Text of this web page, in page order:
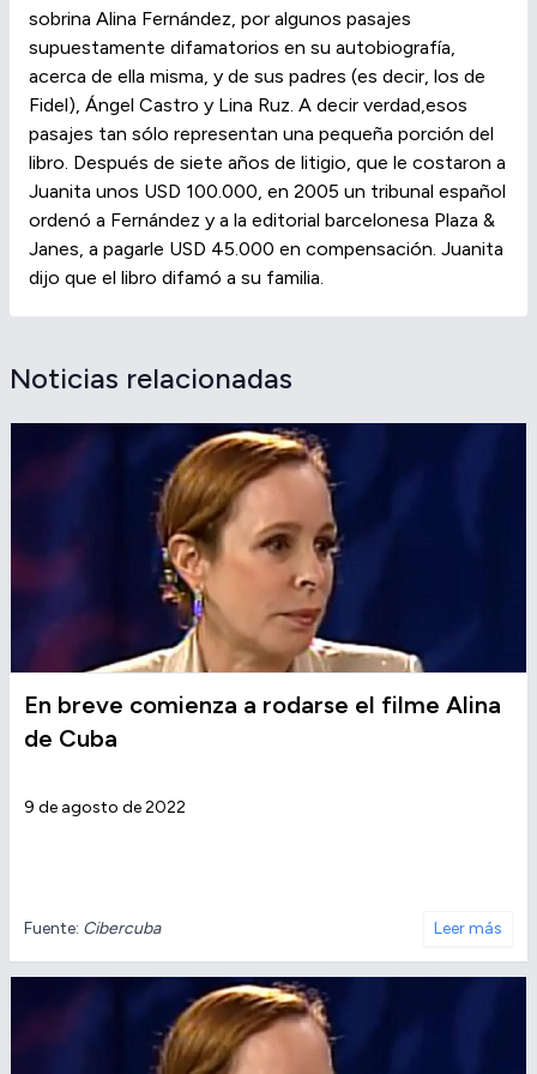
sobrina Alina Fernández, por algunos pasajes
supuestamente difamatorios en su autobiografía,
acerca de ella misma, y de sus padres (es decir, los de
Fidel), Ángel Castro y Lina Ruz. A decir verdad,esos
pasajes tan sólo representan una pequeña porción del
libro. Después de siete años de litigio, que le costaron a
Juanita unos USD 100.000, en 2005 un tribunal español
ordenó a Fernández y a la editorial barcelonesa Plaza &
Janes, a pagarle USD 45.000 en compensación. Juanita
dijo que el libro difamó a su familia.
Noticias relacionadas
En breve comienza a rodarse el filme Alina
de Cuba
9 de agosto de 2022
Fuente: Cibercuba Leer más